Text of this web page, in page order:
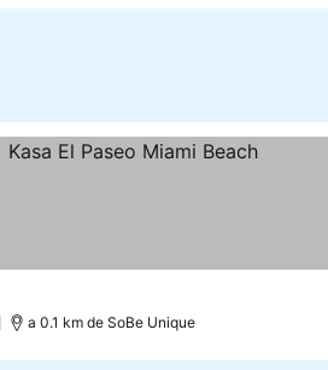
a 0.1 km de SoBe Unique